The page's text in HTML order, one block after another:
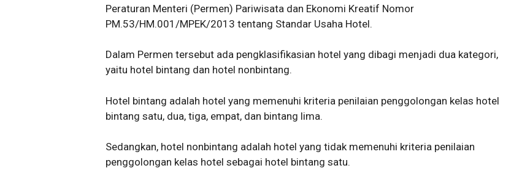
Peraturan Menteri (Permen) Pariwisata dan Ekonomi Kreatif Nomor
PM.53/HM.001/MPEK/2013 tentang Standar Usaha Hotel.
Dalam Permen tersebut ada pengklasifikasian hotel yang dibagi menjadi dua kategori,
yaitu hotel bintang dan hotel nonbintang.
Hotel bintang adalah hotel yang memenuhi kriteria penilaian penggolongan kelas hotel
bintang satu, dua, tiga, empat, dan bintang lima.
Sedangkan, hotel nonbintang adalah hotel yang tidak memenuhi kriteria penilaian
penggolongan kelas hotel sebagai hotel bintang satu.